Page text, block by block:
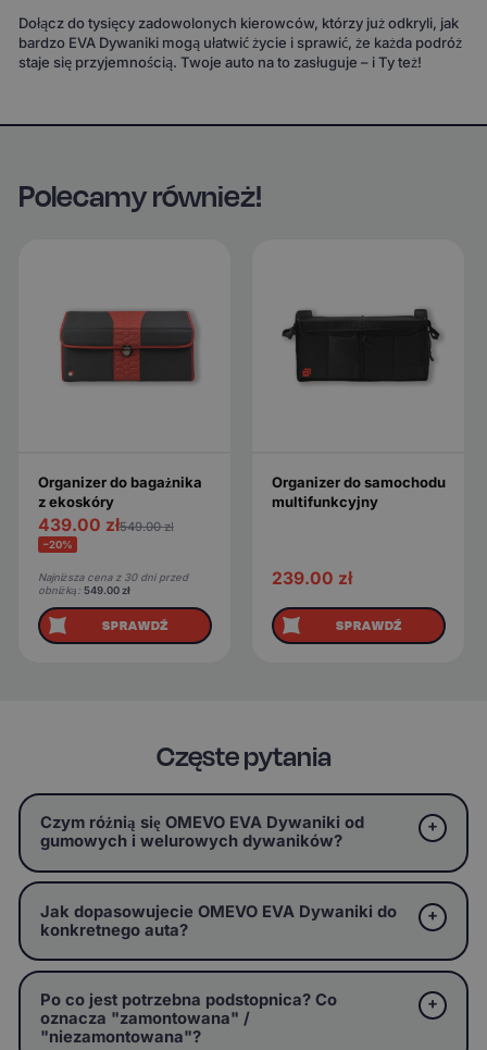
Dołącz do tysięcy zadowolonych kierowców, którzy już odkryli, jak
bardzo EVA Dywaniki mogą ułatwić życie i sprawić, że każda podróż
staje się przyjemnością. Twoje auto na to zasługuje – i Ty też!
Polecamy również!
Organizer do bagażnika
z ekoskóry
439.00 zł549.00zł
−20%
Najniższa cena z 30 dni przed
obniżką: 549.00zł
SPRAWDŹ
Organizer do samochodu
multifunkcyjny
239.00 zł
SPRAWDŹ
Częste pytania
Czym różnią się OMEVO EVA Dywaniki od
gumowych i welurowych dywaników?
Jak dopasowujecie OMEVO EVA Dywaniki do
konkretnego auta?
Po co jest potrzebna podstopnica? Co
oznacza "zamontowana" /
"niezamontowana"?